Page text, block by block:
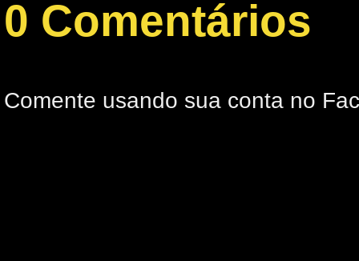
0 Comentários
Comente usando sua conta no